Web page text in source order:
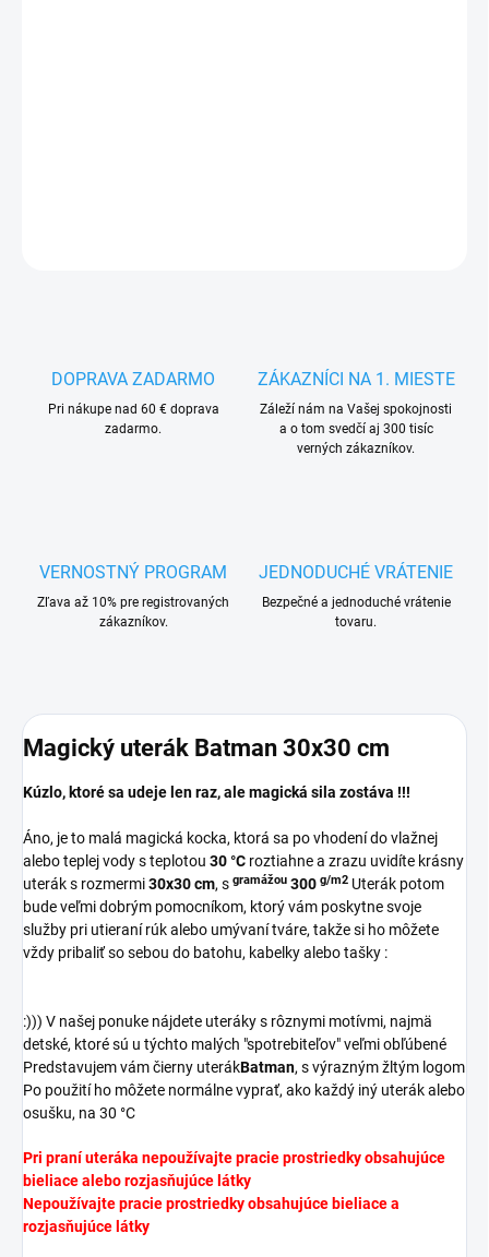
DOPRAVA ZADARMO
Pri nákupe nad 60 € doprava
zadarmo.
ZÁKAZNÍCI NA 1. MIESTE
Záleží nám na Vašej spokojnosti
a o tom svedčí aj 300 tisíc
verných zákazníkov.
VERNOSTNÝ PROGRAM
Zľava až 10% pre registrovaných
zákazníkov.
JEDNODUCHÉ VRÁTENIE
Bezpečné a jednoduché vrátenie
tovaru.
Magický uterák Batman 30x30 cm
Kúzlo, ktoré sa udeje len raz, ale magická sila zostáva !!!
Áno, je to malá magická kocka, ktorá sa po vhodení do vlažnej
alebo teplej vody s teplotou 30 °C roztiahne a zrazu uvidíte krásny
uterák s rozmermi30x30 cm, s gramážou 300 g/m2 Uterák potom
bude veľmi dobrým pomocníkom, ktorý vám poskytne svoje
služby pri utieraní rúk alebo umývaní tváre, takže si ho môžete
vždy pribaliť so sebou do batohu, kabelky alebo tašky :
:))) V našej ponuke nájdete uteráky s rôznymi motívmi, najmä
detské, ktoré sú u týchto malých "spotrebiteľov" veľmi obľúbené
Predstavujem vám čierny uterákBatman, s výrazným žltým logom
Po použití ho môžete normálne vyprať, ako každý iný uterák alebo
osušku, na 30 °C
Pri praní uteráka nepoužívajte pracie prostriedky obsahujúce
bieliace alebo rozjasňujúce látky
Nepoužívajte pracie prostriedky obsahujúce bieliace a
rozjasňujúce látky